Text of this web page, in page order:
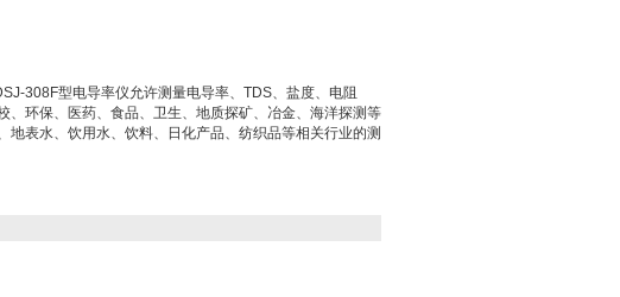
308F型电导率仪允许测量电导率、TDS、盐度、电阻
、环保、医药、食品、卫生、地质探矿、冶金、海洋探测等
地表水、饮用水、饮料、日化产品、纺织品等相关行业的测